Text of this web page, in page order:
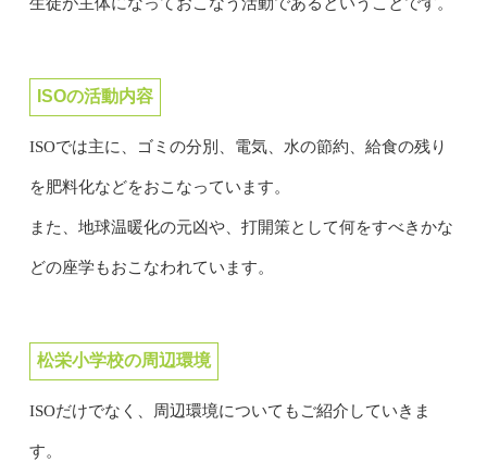
生徒が主体になっておこなう活動であるということです。
ISOの活動内容
ISOでは主に、ゴミの分別、電気、水の節約、給食の残り
を肥料化などをおこなっています。
また、地球温暖化の元凶や、打開策として何をすべきかな
どの座学もおこなわれています。
松栄小学校の周辺環境
ISOだけでなく、周辺環境についてもご紹介していきま
す。